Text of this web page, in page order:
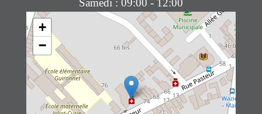
+
−
Samedi : 09:00 - 12:00